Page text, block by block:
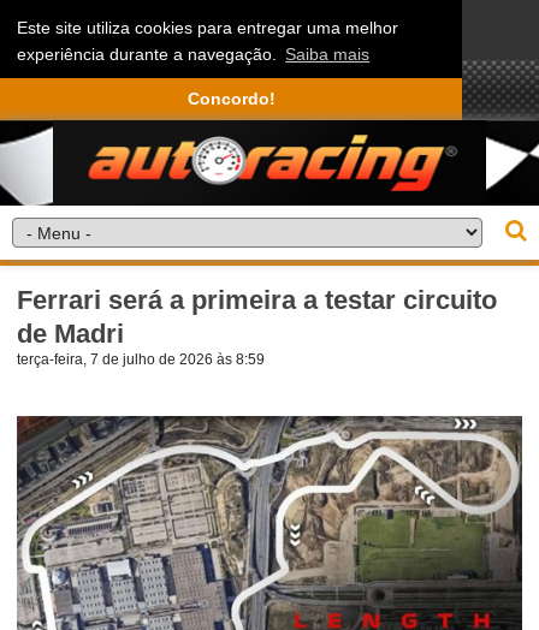
Este site utiliza cookies para entregar uma melhor
experiência durante a navegação. Saiba mais
Concordo!
Ferrari será a primeira a testar circuito
de Madri
terça-feira, 7 de julho de 2026 às 8:59